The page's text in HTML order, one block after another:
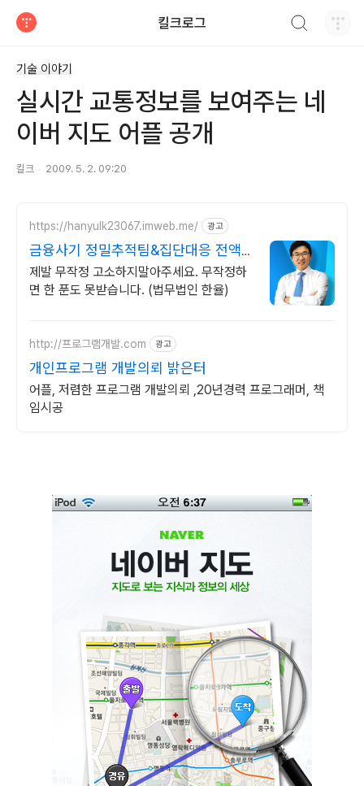
킬크로그
기술 이야기
실시간 교통정보를 보여주는 네
이버 지도 어플 공개
킬크 2009. 5. 2. 09:20
https://hanyulk23067.imweb.me/ 광고
금융사기 정밀추적팀&집단대응 전액
승소(3억7천) 사례보유
제발 무작정 고소하지말아주세요. 무작정하
면 한 푼도 못받습니다. (법무법인 한율)
http://프로그램개발.com 광고
개인프로그램 개발의뢰 밝은터
어플, 저렴한 프로그램 개발의뢰 ,20년경력 프로그래머, 책
임시공